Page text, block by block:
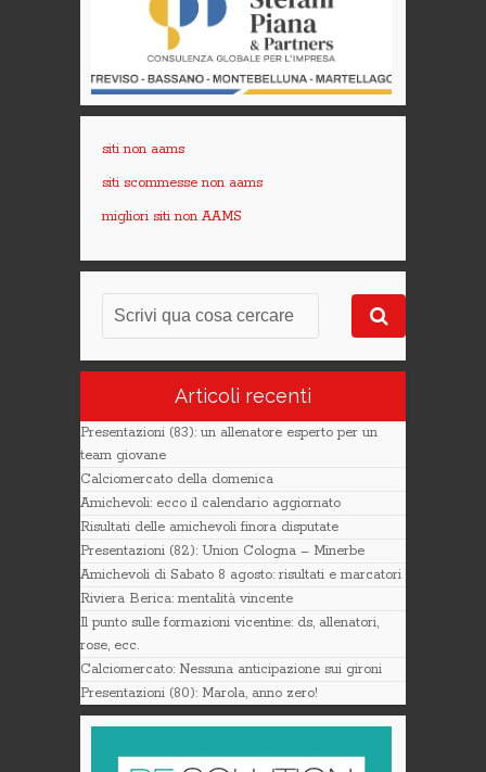
siti non aams
siti scommesse non aams
migliori siti non AAMS
Articoli recenti
Presentazioni (83): un allenatore esperto per un
team giovane
Calciomercato della domenica
Amichevoli: ecco il calendario aggiornato
Risultati delle amichevoli finora disputate
Presentazioni (82): Union Cologna – Minerbe
Amichevoli di Sabato 8 agosto: risultati e marcatori
Riviera Berica: mentalità vincente
Il punto sulle formazioni vicentine: ds, allenatori,
rose, ecc.
Calciomercato: Nessuna anticipazione sui gironi
Presentazioni (80): Marola, anno zero!